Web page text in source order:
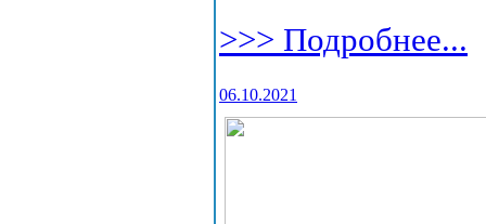
>>> Подробнее...
06.10.2021